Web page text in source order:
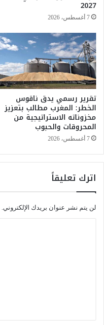
أ
س
ا
ل
ع
ا
ل
م
ت
ح
ت
1
س
ل
ي
ا
ل
ج
ه
ة
ل
ن
ئ
ل
ج
2027
7 أغسطس، 2026
تقرير رسمي يدق ناقوس
الخطر: المغرب مطالب بتعزيز
مخزوناته الاستراتيجية من
المحروقات والحبوب
7 أغسطس، 2026
اترك تعليقاً
لن يتم نشر عنوان بريدك الإلكتروني.